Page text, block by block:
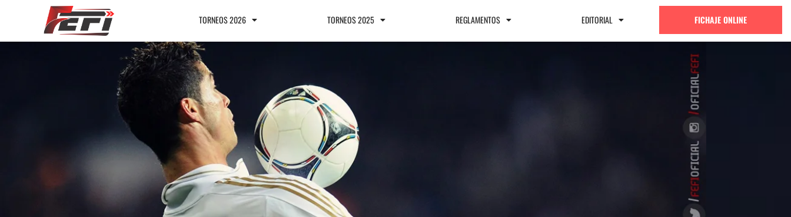
TORNEOS 2026 TORNEOS 2025 REGLAMENTOS EDITORIAL FICHAJE ONLINE